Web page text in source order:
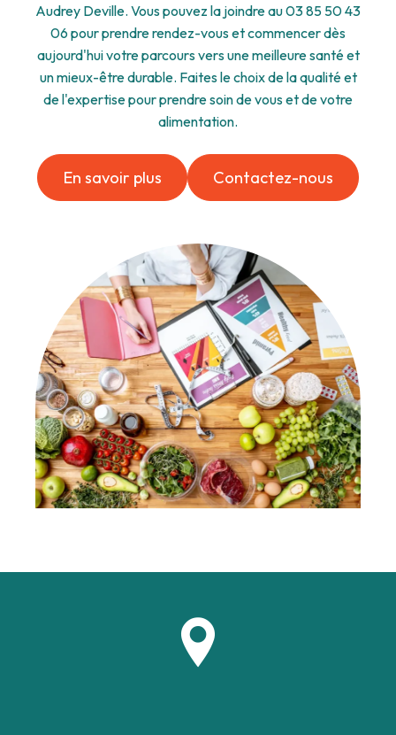
Audrey Deville. Vous pouvez la joindre au 03 85 50 43
06 pour prendre rendez-vous et commencer dès
aujourd'hui votre parcours vers une meilleure santé et
un mieux-être durable. Faites le choix de la qualité et
de l'expertise pour prendre soin de vous et de votre
alimentation.
En savoir plus Contactez-nous